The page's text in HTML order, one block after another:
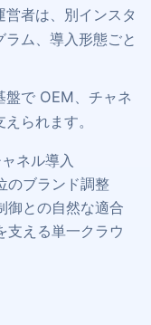
者は、別インスタ
ム、導入形態ごと
盤で OEM、チャネ
られます。
ネル導入
のブランド調整
御との自然な適合
支える単一クラウ